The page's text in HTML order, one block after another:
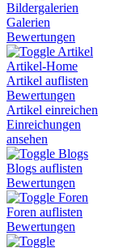
Bildergalerien
Galerien
Bewertungen
Artikel
Artikel-Home
Artikel auflisten
Bewertungen
Artikel einreichen
Einreichungen
ansehen
Blogs
Blogs auflisten
Bewertungen
Foren
Foren auflisten
Bewertungen